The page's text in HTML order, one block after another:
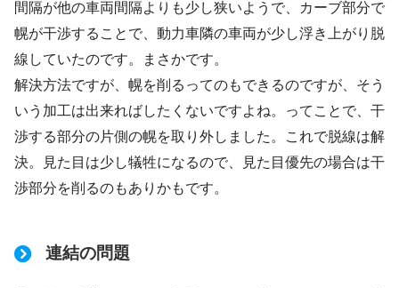
間隔が他の車両間隔よりも少し狭いようで、カーブ部分で
幌が干渉することで、動力車隣の車両が少し浮き上がり脱
線していたのです。まさかです。
解決方法ですが、幌を削るってのもできるのですが、そう
いう加工は出来ればしたくないですよね。ってことで、干
渉する部分の片側の幌を取り外しました。これで脱線は解
決。見た目は少し犠牲になるので、見た目優先の場合は干
渉部分を削るのもありかもです。
連結の問題